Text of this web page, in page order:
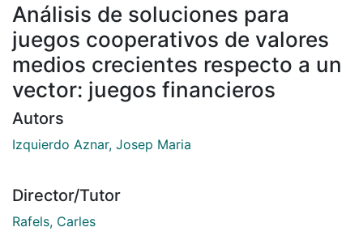
Análisis de soluciones para
juegos cooperativos de valores
medios crecientes respecto a un
vector: juegos financieros
Autors
Izquierdo Aznar, Josep Maria
Director/Tutor
Rafels, Carles